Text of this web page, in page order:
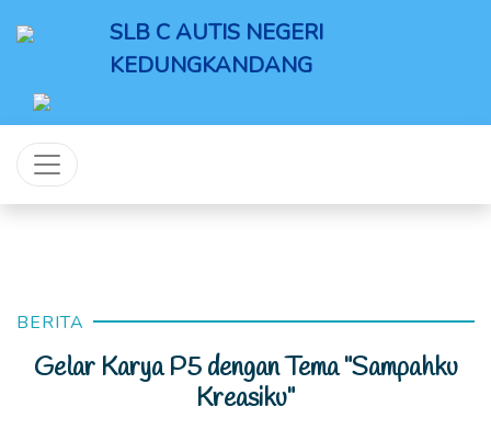
SLB C AUTIS NEGERI
KEDUNGKANDANG
BERITA
Gelar Karya P5 dengan Tema "Sampahku
Kreasiku"